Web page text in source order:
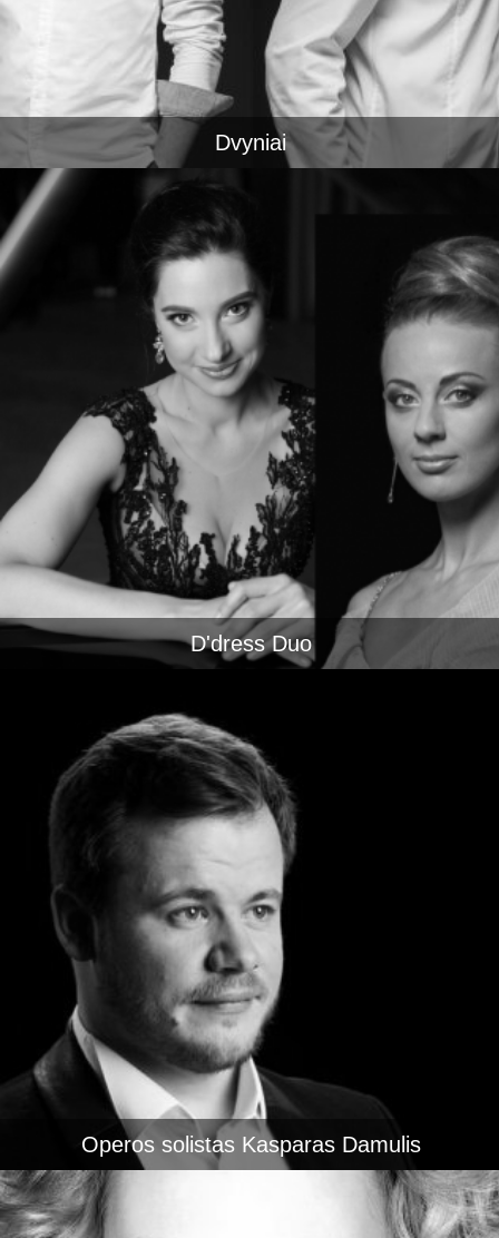
Dvyniai
D'dress Duo
Operos solistas Kasparas Damulis